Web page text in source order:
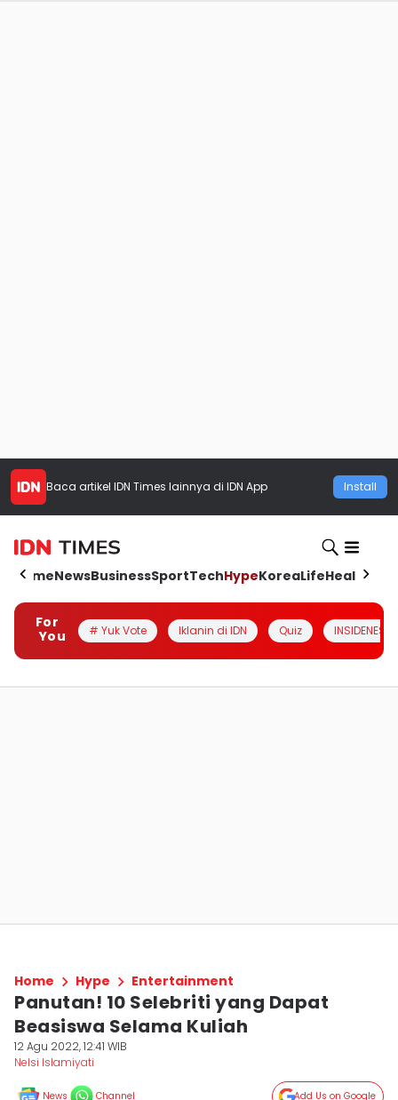
Baca artikel IDN Times lainnya di IDN App Install
HomeNewsBusinessSportTechHypeKoreaLifeHealth
For
You
# Yuk Vote Iklanin di IDN Quiz INSIDENESIA
Home Hype Entertainment
Panutan! 10 Selebriti yang Dapat
Beasiswa Selama Kuliah
12 Agu 2022, 12:41 WIB
Nelsi Islamiyati
News Channel Add Us on Google